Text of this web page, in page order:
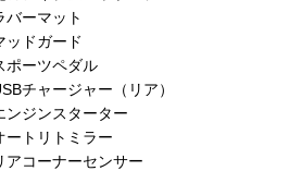
バーマット
ッドガード
ポーツペダル
チャージャー（リア）
ンジンスターター
ートリトミラー
アコーナーセンサー